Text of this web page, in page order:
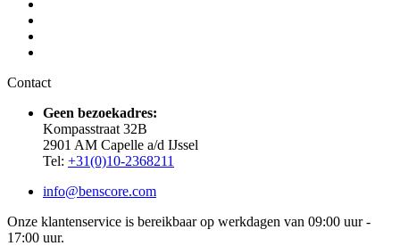
Contact
Geen bezoekadres:
Kompasstraat 32B
2901 AM Capelle a/d IJssel
Tel: +31(0)10-2368211
info@benscore.com
Onze klantenservice is bereikbaar op werkdagen van 09:00 uur -
17:00 uur.